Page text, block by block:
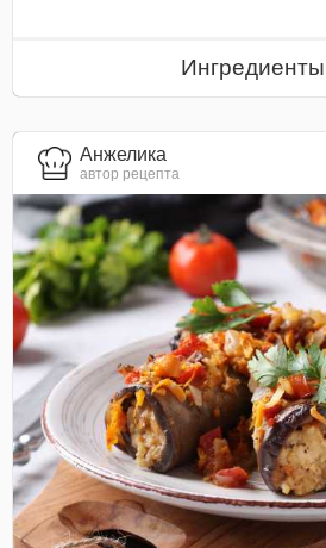
Ингредиенты
Анжелика
автор рецепта